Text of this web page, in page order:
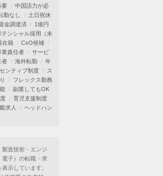
要
中国語力が必
勤なし
土日祝休
金調達済
1億円
テンシャル採用（未
在籍
CxO候補
業責任者
サービ
者 海外転勤
年
ンティブ制度
ス
フレックス勤務
副業してもOK
育児支援制度
求人
ヘッドハン
造技術・エンジ
電子）の転職・求
示しています。